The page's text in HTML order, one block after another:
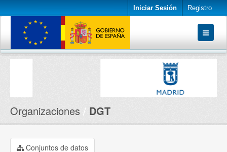
Iniciar Sesión Registro
Conjuntos de datos
Organizaciones DGT
Conjuntos de datos